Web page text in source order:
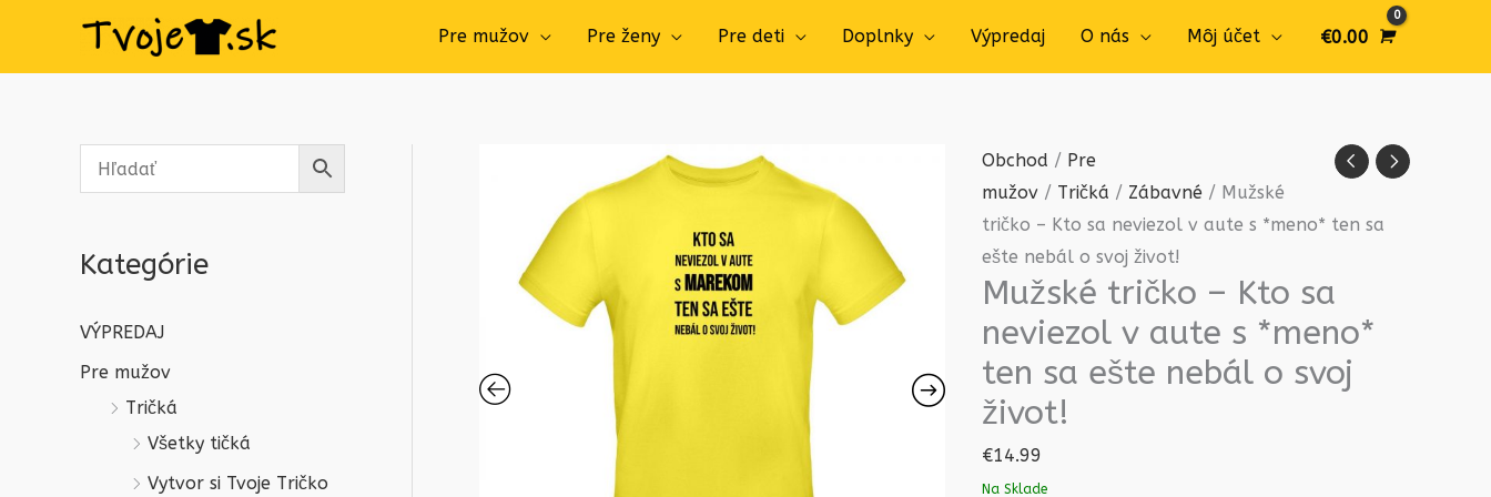
Pre mužov Pre ženy Pre deti Doplnky Výpredaj O nás Môj účet €0.00
Kategórie
VÝPREDAJ
Pre mužov
Tričká
Všetky tičká
Vytvor si Tvoje Tričko
Obchod / Pre
mužov / Tričká / Zábavné / Mužské
tričko – Kto sa neviezol v aute s *meno* ten sa
ešte nebál o svoj život!
Mužské tričko – Kto sa
neviezol v aute s *meno*
ten sa ešte nebál o svoj
život!
€14.99
Na Sklade
množstvo
Mužské
tričko
-
Kto
v
aute
s
*meno*